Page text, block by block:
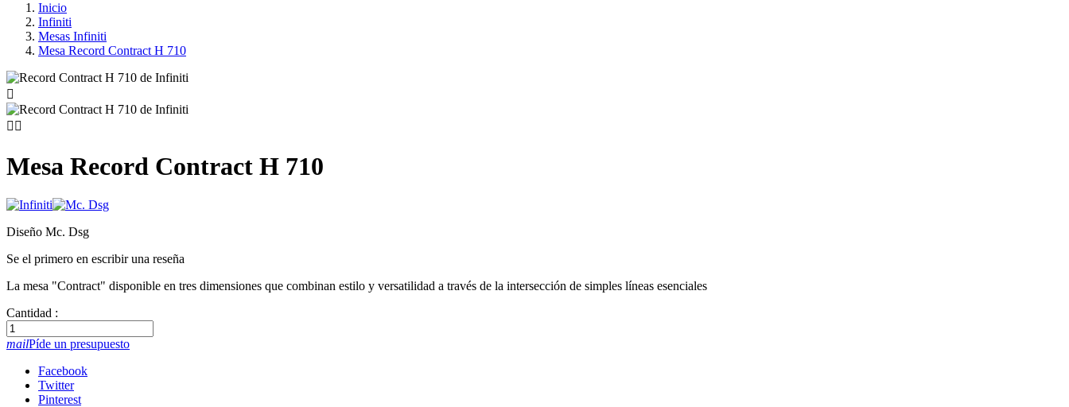
Inicio
Infiniti
Mesas Infiniti
Mesa Record Contract H 710

 
Mesa Record Contract H 710
Diseño Mc. Dsg
Se el primero en escribir una reseña
La mesa "Contract" disponible en tres dimensiones que combinan estilo y versatilidad a través de la intersección de simples líneas esenciales
Cantidad :
mailPíde un presupuesto
Facebook
Twitter
Pinterest